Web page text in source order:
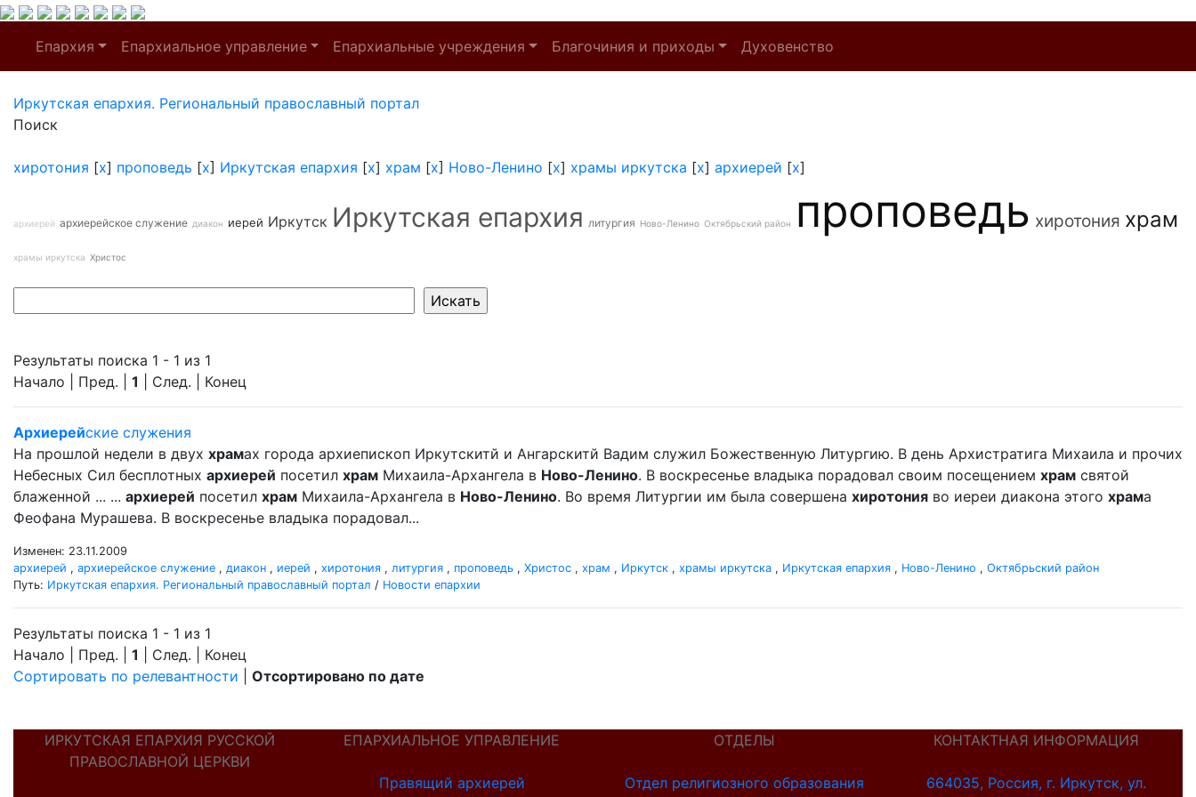
Епархия Епархиальное управление Епархиальные учреждения Благочиния и приходы Духовенство
Иркутская епархия. Региональный православный портал
Поиск
хиротония [x] проповедь [x] Иркутская епархия [x] храм [x] Ново-Ленино [x] храмы иркутска [x] архиерей [x]
архиерей архиерейское служение диакон иерей Иркутск Иркутская епархия литургия Ново-Ленино Октябрьский район проповедь хиротония храм
храмы иркутска Христос
Результаты поиска 1 - 1 из 1
Начало | Пред. | 1 | След. | Конец
Архиерейские служения
На прошлой недели в двух храмах города архиепископ Иркутскитй и Ангарскитй Вадим служил Божественную Литургию. В день Архистратига Михаила и прочих
Небесных Сил бесплотных архиерей посетил храм Михаила-Архангела в Ново-Ленино. В воскресенье владыка порадовал своим посещением храм святой
блаженной ... ... архиерей посетил храм Михаила-Архангела в Ново-Ленино. Во время Литургии им была совершена хиротония во иереи диакона этого храма
Феофана Мурашева. В воскресенье владыка порадовал...
Изменен: 23.11.2009
архиерей , архиерейское служение , диакон , иерей , хиротония , литургия , проповедь , Христос , храм , Иркутск , храмы иркутска , Иркутская епархия , Ново-Ленино , Октябрьский район
Путь: Иркутская епархия. Региональный православный портал / Новости епархии
Результаты поиска 1 - 1 из 1
Начало | Пред. | 1 | След. | Конец
Сортировать по релевантности
Отсортировано по дате
ИРКУТСКАЯ ЕПАРХИЯ РУССКОЙ
ПРАВОСЛАВНОЙ ЦЕРКВИ
ЕПАРХИАЛЬНОЕ УПРАВЛЕНИЕ
Правящий архиерей
ОТДЕЛЫ
Отдел религиозного образования
КОНТАКТНАЯ ИНФОРМАЦИЯ
664035, Россия, г. Иркутск, ул.